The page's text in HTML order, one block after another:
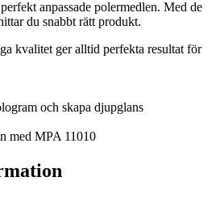
anpassade polermedlen. Med de
du snabbt rätt produkt.
kvalitet ger alltid perfekta resultat för
och skapa djupglans
med MPA 11010